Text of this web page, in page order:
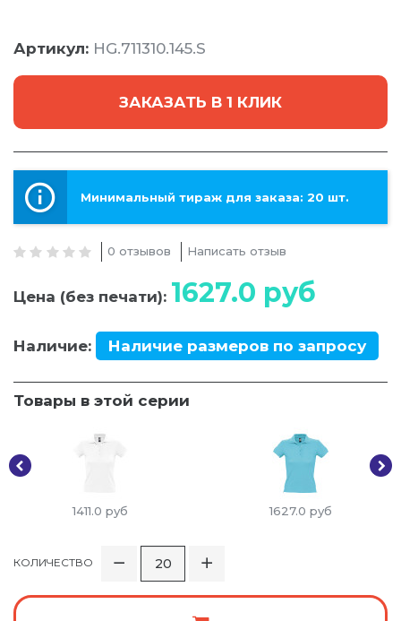
Артикул: HG.711310.145.S
ЗАКАЗАТЬ В 1 КЛИК
Минимальный тираж для заказа: 20 шт.
0 отзывов Написать отзыв
Цена (без печати): 1627.0 руб
Наличие: Наличие размеров по запросу
Товары в этой серии
1411.0 руб 1627.0 руб
КОЛИЧЕСТВО